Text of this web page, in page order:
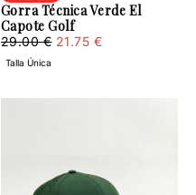
Gorra Técnica Verde El
Capote Golf
21.75
€
Regular
price
29.00 € Minimum
21.75 €
Talla Única